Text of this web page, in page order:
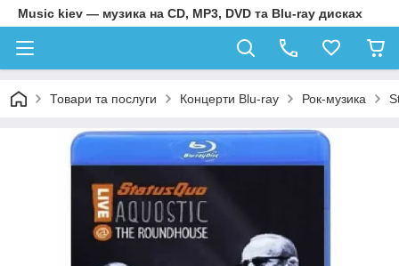
Music kiev — музика на CD, MP3, DVD та Blu-ray дисках
Товари та послуги Концерти Blu-ray Рок-музика